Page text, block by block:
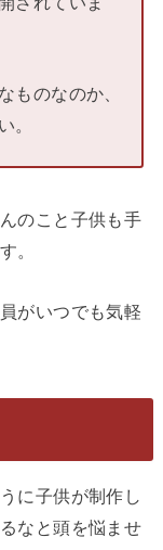
ものなのか、
。
のこと子供も手
。
がいつでも気軽
に子供が制作し
なと頭を悩ませ